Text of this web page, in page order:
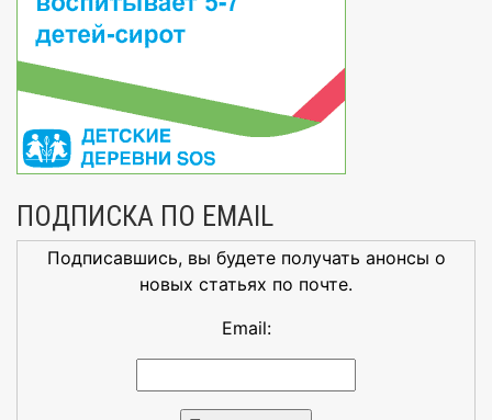
ПОДПИСКА ПО EMAIL
Подписавшись, вы будете получать анонсы о
новых статьях по почте.
Email: